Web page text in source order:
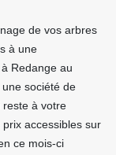
de vos arbres
à une
Redange au
société de
reste à votre
accessibles sur
ce mois-ci